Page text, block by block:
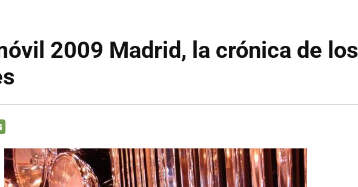
2009 Madrid, la crónica de los